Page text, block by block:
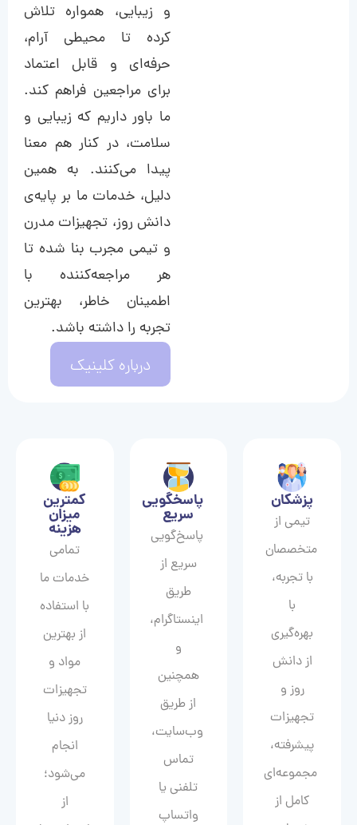
و زیبایی، همواره تلاش
کرده تا محیطی آرام،
حرفه‌ای و قابل اعتماد
برای مراجعین فراهم کند.
ما باور داریم که زیبایی و
سلامت، در کنار هم معنا
پیدا می‌کنند. به همین
دلیل، خدمات ما بر پایه‌ی
دانش روز، تجهیزات مدرن
و تیمی مجرب بنا شده تا
هر مراجعه‌کننده با
اطمینان خاطر، بهترین
تجربه را داشته باشد.
درباره کلینیک
پزشکان
تیمی از
متخصصان
با تجربه،
با
بهره‌گیری
از دانش
روز و
تجهیزات
پیشرفته،
مجموعه‌ای
کامل از
پاسخگویی
سریع
پاسخ‌گویی
سریع از
طریق
اینستاگرام،
و
همچنین
از طریق
وب‌سایت،
تماس
تلفنی یا
واتساپ
کمترین
میزان
هزینه
تمامی
خدمات ما
با استفاده
از بهترین
مواد و
تجهیزات
روز دنیا
انجام
می‌شود؛
از